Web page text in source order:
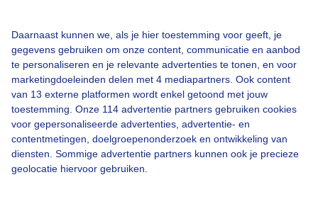
Daarnaast kunnen we, als je hier toestemming voor geeft, je
gegevens gebruiken om onze content, communicatie en aanbod
te personaliseren en je relevante advertenties te tonen, en voor
marketingdoeleinden delen met 4 mediapartners. Ook content
van 13 externe platformen wordt enkel getoond met jouw
toestemming. Onze 114 advertentie partners gebruiken cookies
voor gepersonaliseerde advertenties, advertentie- en
contentmetingen, doelgroepenonderzoek en ontwikkeling van
diensten. Sommige advertentie partners kunnen ook je precieze
geolocatie hiervoor gebruiken.
Over Buienradar
Bedrijfsgegevens
Veelgestelde vragen
Contact